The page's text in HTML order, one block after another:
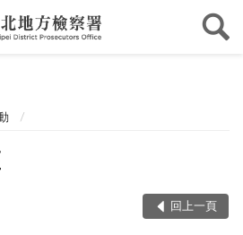
回上一頁